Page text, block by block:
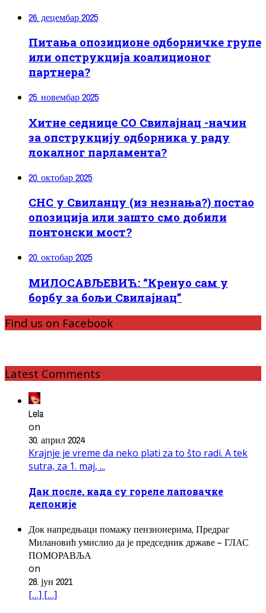
26. децембар 2025
Питања опозиционе одборничке групе
или опструкција коалиционог
партнера?
25. новембар 2025
Хитне седнице СО Свилајнац -начин
за опструкцију одборника у раду
локалног парламента?
20. октобар 2025
СНС у Свиланцу (из незнања?) постао
опозиција или зашто смо добили
понтонски мост?
20. октобар 2025
МИЛОСАВЉЕВИЋ: “Кренуо сам у
борбу за бољи Свилајнац”
Find us on Facebook
Latest Comments
Lela
on
30. април 2024
Krajnje je vreme da neko plati za to što radi. A tek
sutra, za 1. maj, ...
Дан после, када су гореле лаповачке
депоније
Док напредњаци помажу пензионерима, Предраг
Милановић умислио да је председник државе – ГЛАС
ПОМОРАВЉА
on
28. јун 2021
[…] […]